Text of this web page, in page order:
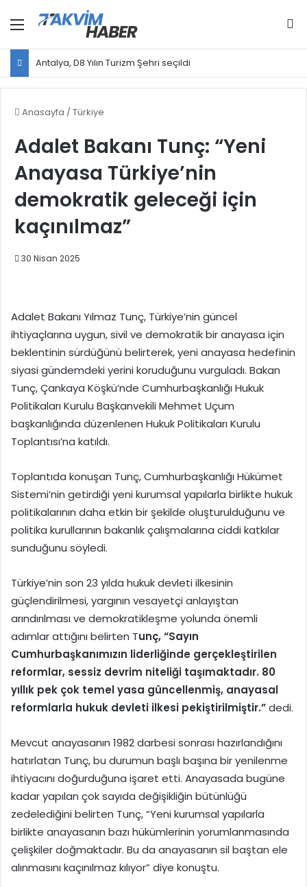
Menü
Antalya, D8 Yılın Turizm Şehri seçildi
Anasayfa / Türkiye
Adalet Bakanı Tunç: “Yeni
Anayasa Türkiye’nin
demokratik geleceği için
kaçınılmaz”
30 Nisan 2025
Adalet Bakanı Yılmaz Tunç, Türkiye’nin güncel
ihtiyaçlarına uygun, sivil ve demokratik bir anayasa için
beklentinin sürdüğünü belirterek, yeni anayasa hedefinin
siyasi gündemdeki yerini koruduğunu vurguladı. Bakan
Tunç, Çankaya Köşkü’nde Cumhurbaşkanlığı Hukuk
Politikaları Kurulu Başkanvekili Mehmet Uçum
başkanlığında düzenlenen Hukuk Politikaları Kurulu
Toplantısı’na katıldı.
Toplantıda konuşan Tunç, Cumhurbaşkanlığı Hükümet
Sistemi’nin getirdiği yeni kurumsal yapılarla birlikte hukuk
politikalarının daha etkin bir şekilde oluşturulduğunu ve
politika kurullarının bakanlık çalışmalarına ciddi katkılar
sunduğunu söyledi.
Türkiye’nin son 23 yılda hukuk devleti ilkesinin
güçlendirilmesi, yargının vesayetçi anlayıştan
arındırılması ve demokratikleşme yolunda önemli
adımlar attığını belirten Tunç, “Sayın
Cumhurbaşkanımızın liderliğinde gerçekleştirilen
reformlar, sessiz devrim niteliği taşımaktadır. 80
yıllık pek çok temel yasa güncellenmiş, anayasal
reformlarla hukuk devleti ilkesi pekiştirilmiştir.”dedi.
Mevcut anayasanın 1982 darbesi sonrası hazırlandığını
hatırlatan Tunç, bu durumun başlı başına bir yenilenme
ihtiyacını doğurduğuna işaret etti. Anayasada bugüne
kadar yapılan çok sayıda değişikliğin bütünlüğü
zedelediğini belirten Tunç, “Yeni kurumsal yapılarla
birlikte anayasanın bazı hükümlerinin yorumlanmasında
çelişkiler doğmaktadır. Bu da anayasanın sil baştan ele
alınmasını kaçınılmaz kılıyor” diye konuştu.